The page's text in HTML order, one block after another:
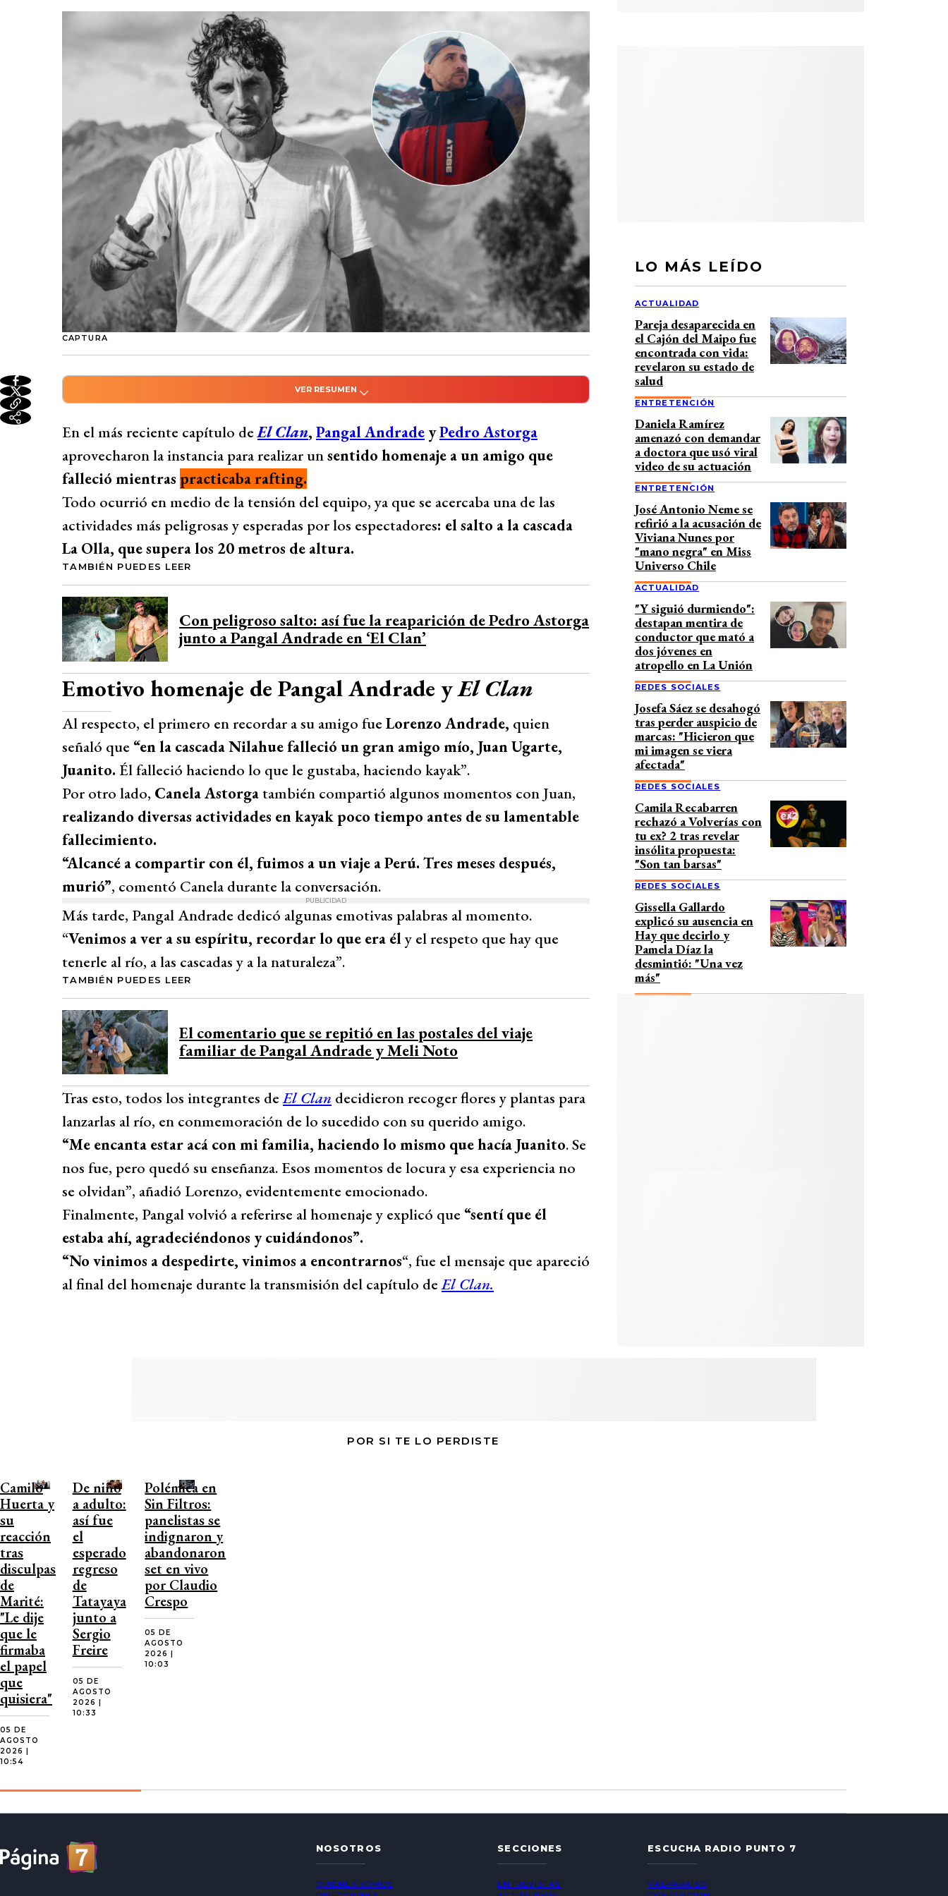
CAPTURA
VER RESUMEN
En un emotivo capítulo de El Clan, Pangal Andrade y Pedro Astorga rindieron
homenaje a un amigo fallecido en un accidente de rafting, justo antes de enfrentar el
desafío de saltar desde la cascada La Olla, de más de 20 metros de altura. Recordaron a
Juan Ugarte, destacando su pasión por el kayak y resaltando la importancia de respetar
la naturaleza. Los integrantes del equipo lanzaron flores al río en su memoria,
demostrando su unión y la enseñanza dejada por su amigo. Un mensaje final destacó la
idea de no despedirse, sino de reencontrarse en el recuerdo.
Desarrollado por Bío Bío Comunicaciones
En el más reciente capítulo deEl Clan, Pangal Andrade yPedro Astorga
aprovecharon la instancia para realizar unsentido homenaje a un amigo que
falleció mientras practicaba rafting.
Todo ocurrió en medio de la tensión del equipo, ya que se acercaba una de las
actividades más peligrosas y esperadas por los espectadores: el salto a la cascada
La Olla, que supera los 20 metros de altura.
TAMBIÉN PUEDES LEER
Con peligroso salto: así fue la reaparición de Pedro Astorga
junto a Pangal Andrade en ‘El Clan’
Emotivo homenaje de Pangal Andrade yEl Clan
Al respecto, el primero en recordar a su amigo fue Lorenzo Andrade, quien
señaló que “en la cascada Nilahue falleció un gran amigo mío, Juan Ugarte,
Juanito. Él falleció haciendo lo que le gustaba, haciendo kayak”.
Por otro lado, Canela Astorga también compartió algunos momentos con Juan,
realizando diversas actividades en kayak poco tiempo antes de su lamentable
fallecimiento.
“Alcancé a compartir con él, fuimos a un viaje a Perú. Tres meses después,
murió”, comentó Canela durante la conversación.
PUBLICIDAD
Más tarde, Pangal Andrade dedicó algunas emotivas palabras al momento.
“Venimos a ver a su espíritu, recordar lo que era ély el respeto que hay que
tenerle al río, a las cascadas y a la naturaleza”.
TAMBIÉN PUEDES LEER
El comentario que se repitió en las postales del viaje
familiar de Pangal Andrade y Meli Noto
Tras esto, todos los integrantes deEl Clan decidieron recoger flores y plantas para
lanzarlas al río, en conmemoración de lo sucedido con su querido amigo.
“Me encanta estar acá con mi familia, haciendo lo mismo que hacía Juanito. Se
nos fue, pero quedó su enseñanza. Esos momentos de locura y esa experiencia no
se olvidan”, añadió Lorenzo, evidentemente emocionado.
Finalmente, Pangal volvió a referirse al homenaje y explicó que “sentí que él
estaba ahí, agradeciéndonos y cuidándonos”.
“No vinimos a despedirte, vinimos a encontrarnos“, fue el mensaje que apareció
al final del homenaje durante la transmisión del capítulo deEl Clan.
LO MÁS LEÍDO
ACTUALIDAD
Pareja desaparecida en
el Cajón del Maipo fue
encontrada con vida:
revelaron su estado de
salud
ENTRETENCIÓN
Daniela Ramírez
amenazó con demandar
a doctora que usó viral
video de su actuación
ENTRETENCIÓN
José Antonio Neme se
refirió a la acusación de
Viviana Nunes por
"mano negra" en Miss
Universo Chile
ACTUALIDAD
"Y siguió durmiendo":
destapan mentira de
conductor que mató a
dos jóvenes en
atropello en La Unión
REDES SOCIALES
Josefa Sáez se desahogó
tras perder auspicio de
marcas: "Hicieron que
mi imagen se viera
afectada"
REDES SOCIALES
Camila Recabarren
rechazó a Volverías con
tu ex? 2 tras revelar
insólita propuesta:
"Son tan barsas"
REDES SOCIALES
Gissella Gallardo
explicó su ausencia en
Hay que decirlo y
Pamela Díaz la
desmintió: "Una vez
más"
POR SI TE LO PERDISTE
Camilo
Huerta y
su
reacción
tras
disculpas
de
Marité:
"Le dije
que le
firmaba
el papel
que
quisiera"
05 DE
AGOSTO
2026 |
10:54
De niño
a adulto:
así fue
el
esperado
regreso
de
Tatayaya
junto a
Sergio
Freire
05 DE
AGOSTO
2026 |
10:33
Polémica en
Sin Filtros:
panelistas se
indignaron y
abandonaron
set en vivo
por Claudio
Crespo
05 DE
AGOSTO
2026 |
10:03
NOSOTROS
QUIÉNES SOMOS
SECCIONES
ENTREVISTAS
ESCUCHA RADIO PUNTO 7
VALPARAÍSO